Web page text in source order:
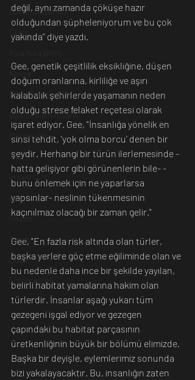
Günün Düşüneni
Çevre
Kimya
Bilim Tarihinde Bugün
Günün Bilim İnsanı
Matematik
Tıp
Uzay
Resim
Sanat
Doğa
Fotoğrafçılık
değil, aynı zamanda çöküşe hazır
olduğundan şüpheleniyorum ve bu çok
yakında” diye yazdı.
Gee, genetik çeşitlilik eksikliğine, düşen
doğum oranlarına, kirliliğe ve aşırı
kalabalık şehirlerde yaşamanın neden
olduğu strese felaket reçetesi olarak
işaret ediyor. Gee, "İnsanlığa yönelik en
sinsi tehdit, 'yok olma borcu' denen bir
şeydir. Herhangi bir türün ilerlemesinde -
hatta gelişiyor gibi görünenlerin bile- -
bunu önlemek için ne yaparlarsa
yapsınlar- neslinin tükenmesinin
kaçınılmaz olacağı bir zaman gelir."
Gee, "En fazla risk altında olan türler,
başka yerlere göç etme eğiliminde olan ve
bu nedenle daha ince bir şekilde yayılan,
belirli habitat yamalarına hakim olan
türlerdir. İnsanlar aşağı yukarı tüm
gezegeni işgal ediyor ve gezegen
çapındaki bu habitat parçasının
üretkenliğinin büyük bir bölümü elimizde.
Başka bir deyişle, eylemlerimiz sonunda
bizi yakalayacaktır. Bu, insanlığın zaten